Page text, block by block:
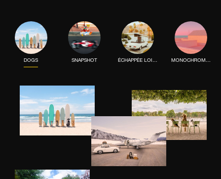
DOGS SNAPSHOT ÉCHAPPÉE LOINTAINE MONOCHROME MOOD